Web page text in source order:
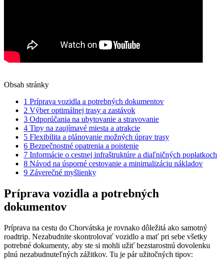
Obsah stránky
1 Príprava vozidla a potrebných dokumentov
2 Výber optimálnej trasy a zastávok
3 Odporúčania na ubytovanie a stravovanie
4 Tipy na zaujímavé miesta a atrakcie
5 Flexibilita a plánovanie možných úprav trasy
6 Bezpečnostné opatrenia a poistenie
7 Informácie o cestnej infraštruktúre a diaľničných poplatkoch
8 Návod na úsporné cestovanie a minimalizáciu nákladov
9 Záverečné myšlienky
Príprava vozidla a potrebných
dokumentov
Príprava na cestu do Chorvátska je rovnako dôležitá ako samotný
roadtrip. Nezabudnite skontrolovať vozidlo a mať pri sebe všetky
potrebné dokumenty, aby ste si mohli užiť bezstarostnú dovolenku
plnú nezabudnuteľných zážitkov. Tu je pár užitočných tipov: